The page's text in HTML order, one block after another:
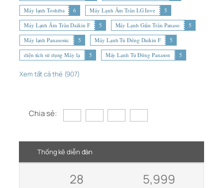
Máy lạnh Toshiba
6 Máy Lạnh Âm Trần LG Inve
5
Máy Lạnh Âm Trần Daikin F
5 Máy Lạnh Giấu Trần Panaso
5
Máy lạnh Panasonic
5 Máy Lạnh Tủ Đứng Daikin F
5
diện tích sử dụng Máy lạ
5 Máy Lạnh Tủ Đứng Panason 5
Xem tất cả thẻ (907)
Chia sẻ:
Thống kê diễn đàn
28 5,999